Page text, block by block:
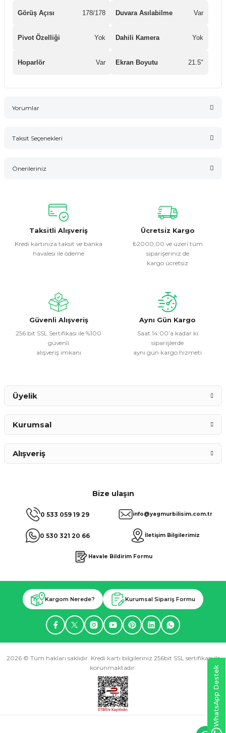
Görüş Açısı 178/178 Duvara Asılabilme Var
Pivot Özelliği Yok Dahili Kamera Yok
Hoparlör Var Ekran Boyutu 21.5"
Yorumlar
Taksit Seçenekleri
Önerileriniz
konularda yetersiz gördüğünüz noktaları öneri formunu
kullanarak tarafımıza iletebilirsiniz.
Görüş ve önerileriniz için teşekkür ederiz.
Ürün resmi kalitesiz, bozuk veya görüntülenemiyor.
Ürün fiyatı diğer sitelerden daha pahalı.
Bu ürüne benzer farklı alternatifler olmalı.
Taksitli Alışveriş
Kredi kartınıza taksit ve banka
havalesi ile ödeme
Ücretsiz Kargo
₺2000,00 ve üzeri tüm
siparişeriniz de
kargo ücretsiz
Güvenli Alışveriş
256 bit SSL Sertifikası ile %100
güvenli
alışveriş imkanı
Aynı Gün Kargo
Saat 14:00’a kadar ki
siparişlerde
aynı gün kargo hizmeti
Bize ulaşın
0 533 059 19 29
0 530 321 20 66
info@yagmurbilisim.com.tr
İletişim Bilgilerimiz
Havale Bildirim Formu
Üyelik
Kurumsal
Alışveriş
Kargom Nerede? Kurumsal Sipariş Formu
2026 © Tüm hakları saklıdır. Kredi kartı bilgileriniz 256bit SSL sertifikası ile
korunmaktadır.
WhatsApp Destek